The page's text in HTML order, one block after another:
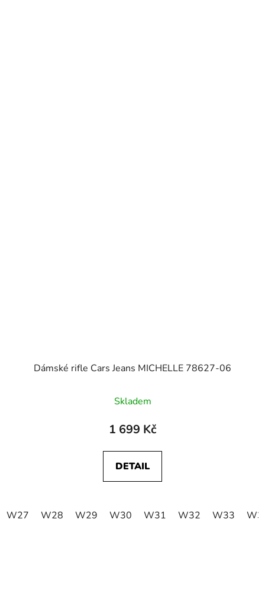
Dámské rifle Cars Jeans MICHELLE 78627-06
Skladem
1 699 Kč
DETAIL
W27 W28 W29 W30 W31 W32 W33